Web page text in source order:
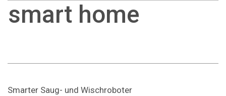
smart home
Smarter Saug- und Wischroboter